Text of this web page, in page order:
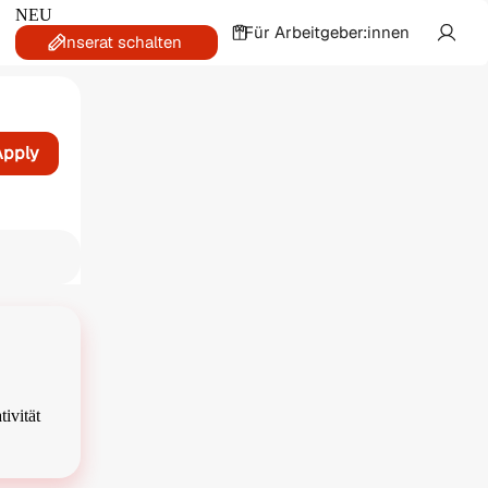
NEU
Inserat schalten Für Arbeitgeber:innen